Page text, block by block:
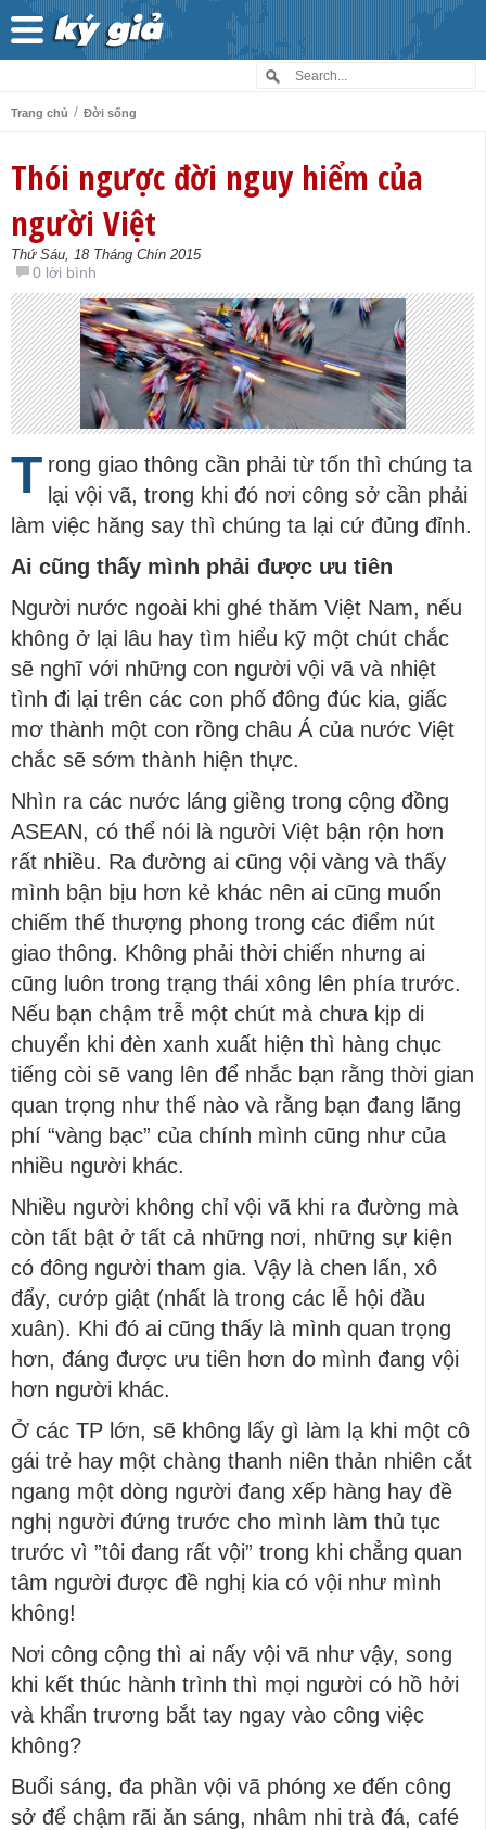
Trang chủ / Đời sống
Thói ngược đời nguy hiểm của
người Việt
Thứ Sáu, 18 Tháng Chín 2015
0 lời bình
T rong giao thông cần phải từ tốn thì chúng ta
lại vội vã, trong khi đó nơi công sở cần phải
làm việc hăng say thì chúng ta lại cứ đủng đỉnh.
Ai cũng thấy mình phải được ưu tiên
Người nước ngoài khi ghé thăm Việt Nam, nếu
không ở lại lâu hay tìm hiểu kỹ một chút chắc
sẽ nghĩ với những con người vội vã và nhiệt
tình đi lại trên các con phố đông đúc kia, giấc
mơ thành một con rồng châu Á của nước Việt
chắc sẽ sớm thành hiện thực.
Nhìn ra các nước láng giềng trong cộng đồng
ASEAN, có thể nói là người Việt bận rộn hơn
rất nhiều. Ra đường ai cũng vội vàng và thấy
mình bận bịu hơn kẻ khác nên ai cũng muốn
chiếm thế thượng phong trong các điểm nút
giao thông. Không phải thời chiến nhưng ai
cũng luôn trong trạng thái xông lên phía trước.
Nếu bạn chậm trễ một chút mà chưa kịp di
chuyển khi đèn xanh xuất hiện thì hàng chục
tiếng còi sẽ vang lên để nhắc bạn rằng thời gian
quan trọng như thế nào và rằng bạn đang lãng
phí “vàng bạc” của chính mình cũng như của
nhiều người khác.
Nhiều người không chỉ vội vã khi ra đường mà
còn tất bật ở tất cả những nơi, những sự kiện
có đông người tham gia. Vậy là chen lấn, xô
đẩy, cướp giật (nhất là trong các lễ hội đầu
xuân). Khi đó ai cũng thấy là mình quan trọng
hơn, đáng được ưu tiên hơn do mình đang vội
hơn người khác.
Ở các TP lớn, sẽ không lấy gì làm lạ khi một cô
gái trẻ hay một chàng thanh niên thản nhiên cắt
ngang một dòng người đang xếp hàng hay đề
nghị người đứng trước cho mình làm thủ tục
trước vì ”tôi đang rất vội” trong khi chẳng quan
tâm người được đề nghị kia có vội như mình
không!
Nơi công cộng thì ai nấy vội vã như vậy, song
khi kết thúc hành trình thì mọi người có hồ hởi
và khẩn trương bắt tay ngay vào công việc
không?
Buổi sáng, đa phần vội vã phóng xe đến công
sở để chậm rãi ăn sáng, nhâm nhi trà đá, café